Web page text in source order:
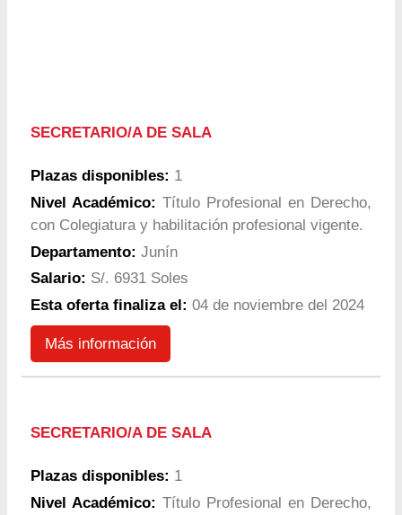
SECRETARIO/A DE SALA
Plazas disponibles: 1
Nivel Académico: Título Profesional en Derecho,
con Colegiatura y habilitación profesional vigente.
Departamento: Junín
Salario: S/. 6931 Soles
Esta oferta finaliza el: 04 de noviembre del 2024
Más información
SECRETARIO/A DE SALA
Plazas disponibles: 1
Nivel Académico: Título Profesional en Derecho,